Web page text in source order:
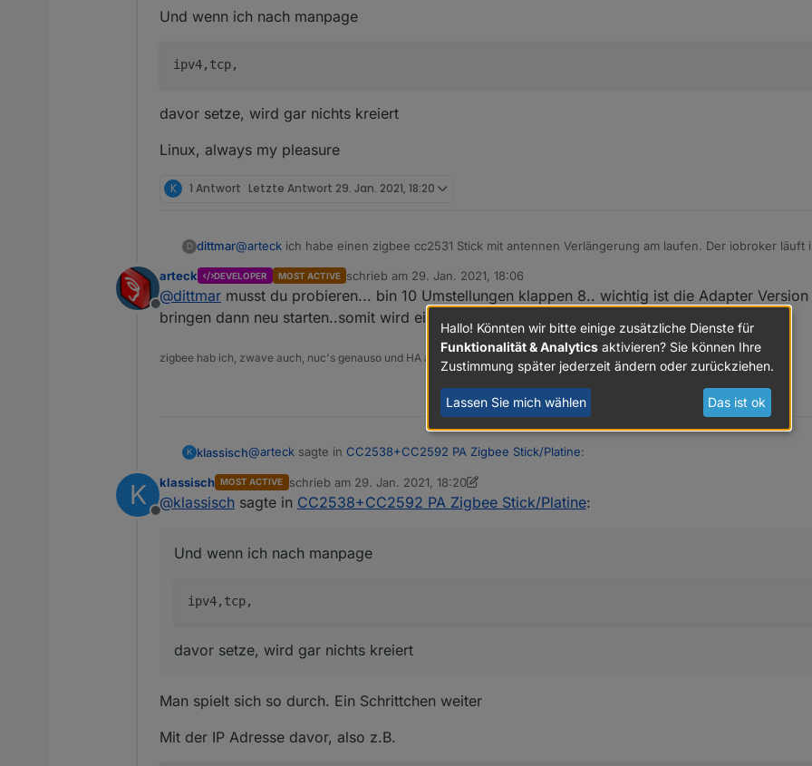
Und wenn ich nach manpage
davor setze, wird gar nichts kreiert
Linux, always my pleasure
K 1 Antwort Letzte Antwort 29. Jan. 2021, 18:20
D dittmar@arteck ich habe einen zigbee cc2531 Stick mit antennen Verlängerung am laufen. Der iobroker läuft
ttyASCM0 ist durchgereicht und läuft gut.
Kann ich den neuen Stick hier einfach gegen den alten ersetzen?
Offline
arteck DEVELOPER MOST ACTIVE schrieb am 29. Jan. 2021, 18:06
zuletzt editiert von
@dittmar musst du probieren... bin 10 Umstellungen klappen 8.. wichtig ist die Adapter
bringen dann neu starten..somit wird ein Backup angelegt..
zigbee hab ich, zwave auch, nuc's genauso und HA auch
K klassisch@arteck sagte in CC2538+CC2592 PA Zigbee Stick/Platine:
@klassischsollte dann gehen
bockig und beharrlich wird ein ipv6 port generiert
K
Offline
klassisch MOST ACTIVE schrieb am 29. Jan. 2021, 18:20
zuletzt editiert von klassisch
@klassisch sagte in CC2538+CC2592 PA Zigbee Stick/Platine:
Und wenn ich nach manpage
davor setze, wird gar nichts kreiert
Man spielt sich so durch. Ein Schrittchen weiter
Mit der IP Adresse davor, also z.B.
Hallo! Könnten wir bitte einige zusätzliche Dienste für
Funktionalität & Analytics aktivieren? Sie können Ihre
Zustimmung später jederzeit ändern oder zurückziehen.
Lassen Sie mich wählen Das ist ok